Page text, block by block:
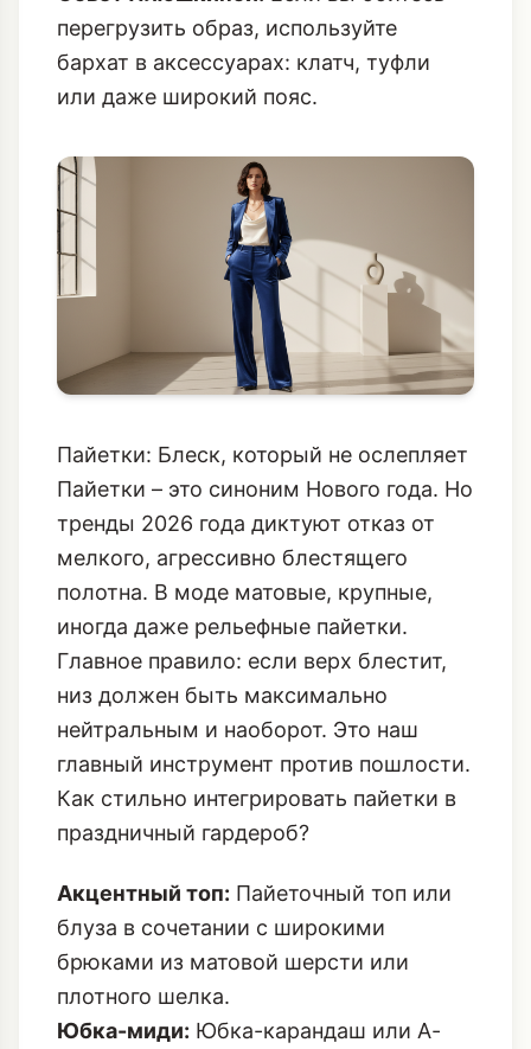
или с тонким шелковым топом.
Совет Плюшкиной:Если вы боитесь
перегрузить образ, используйте
или даже широкий пояс.
Пайетки: Блеск, который не ослепляет
Пайетки – это синоним Нового года. Но
тренды 2026 года диктуют отказ от
мелкого, агрессивно блестящего
полотна. В моде матовые, крупные,
иногда даже рельефные пайетки.
Главное правило: если верх блестит,
низ должен быть максимально
нейтральным и наоборот. Это наш
главный инструмент против пошлости.
Как стильно интегрировать пайетки в
праздничный гардероб?
Акцентный топ:
Пайеточный топ или
блуза в сочетании с широкими